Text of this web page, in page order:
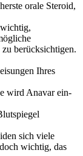
orale Steroid,
berücksichtigen.
Ihres
wird Anavar ein-
sich viele
wichtig, das